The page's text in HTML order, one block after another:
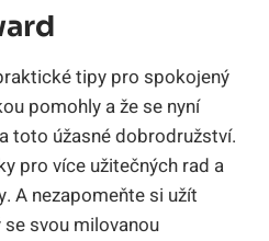
tipy pro spokojený
pomohly a že se nyní
toto úžasné dobrodružství.
pro více užitečných rad a
A nezapomeňte si užít
svou milovanou